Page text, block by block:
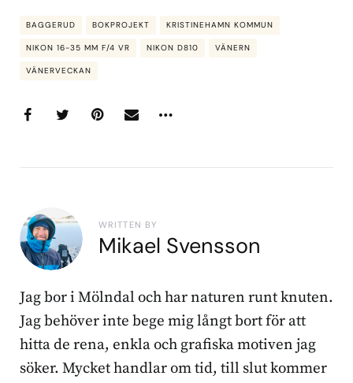
BAGGERUD BOKPROJEKT KRISTINEHAMN KOMMUN
NIKON 16-35 MM F/4 VR NIKON D810 VÄNERN
VÄNERVECKAN
WRITTEN BY
Mikael Svensson
Jag bor i Mölndal och har naturen runt knuten.
Jag behöver inte bege mig långt bort för att
hitta de rena, enkla och grafiska motiven jag
söker. Mycket handlar om tid, till slut kommer